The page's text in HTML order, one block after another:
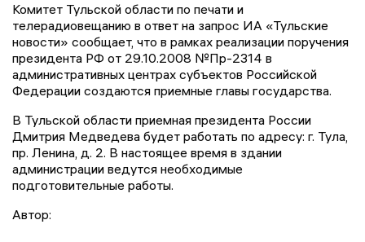
Комитет Тульской области по печати и
телерадиовещанию в ответ на запрос ИА «Тульские
новости» сообщает, что в рамках реализации поручения
президента РФ от 29.10.2008 №Пр-2314 в
административных центрах субъектов Российской
Федерации создаются приемные главы государства.
В Тульской области приемная президента России
Дмитрия Медведева будет работать по адресу: г. Тула,
пр. Ленина, д. 2. В настоящее время в здании
администрации ведутся необходимые
подготовительные работы.
Автор: